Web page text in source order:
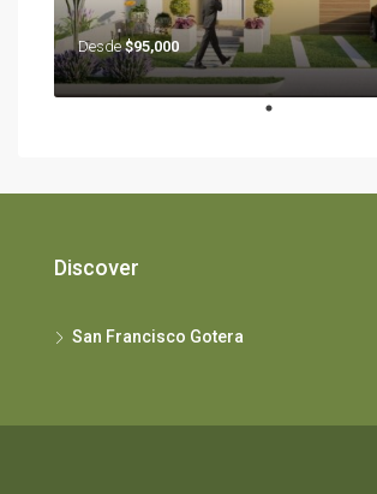
Desde$95,000
Discover
San Francisco Gotera